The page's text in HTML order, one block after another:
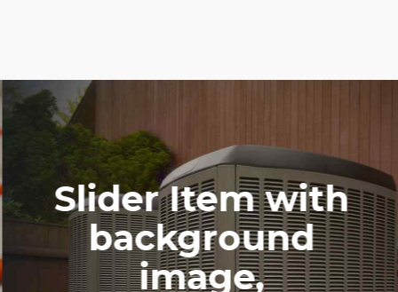
Slider Item with
background
image,